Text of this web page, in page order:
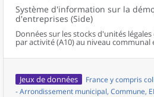
Système d'information sur la
d'entreprises (Side)
Données sur les stocks d'unités
par activité (A10) au niveau
Jeux de données
France y compris
- Arrondissement municipal, Commune,